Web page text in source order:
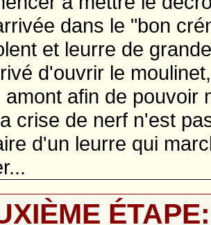
dans le "bon
et leurre de
d'ouvrir le
amont afin de pouvoir
crise de nerf n'est
d'un leurre qui